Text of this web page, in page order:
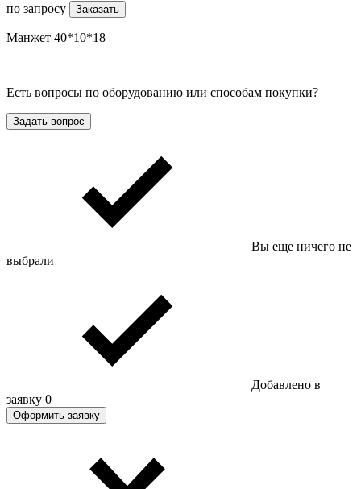
по запросу Заказать
Манжет 40*10*18
Есть вопросы по оборудованию или способам покупки?
Задать вопрос
Вы еще ничего не
выбрали
Добавлено в
заявку 0
Оформить заявку